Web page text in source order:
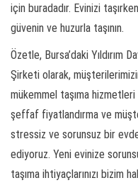
için buradadır. Evinizi
güvenin ve huzurla taşının.
Özetle, Bursa’daki Yıldırım
Şirketi olarak,
mükemmel taşıma hizmetleri
şeffaf fiyatlandırma ve
stressiz ve sorunsuz bir
ediyoruz. Yeni evinize
taşıma ihtiyaçlarınızı bizim